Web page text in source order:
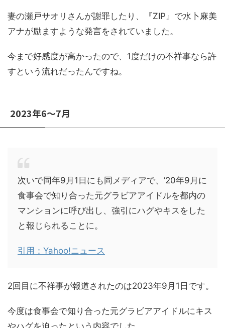
妻の瀬戸サオリさんが謝罪したり、『ZIP』で水卜麻美
アナが励ますような発言をされていました。
今まで好感度が高かったので、1度だけの不祥事なら許
すという流れだったんですね。
2023年6～7月
次いで同年9月1日にも同メディアで、’20年9月に
食事会で知り合った元グラビアアイドルを都内の
マンションに呼び出し、強引にハグやキスをした
と報じられることに。
引用：Yahoo!ニュース
2回目に不祥事が報道されたのは2023年9月1日です。
今度は食事会で知り合った元グラビアアイドルにキス
やハグを迫ったという内容でした。